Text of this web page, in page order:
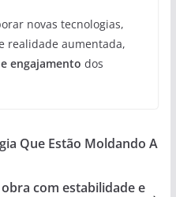
novas tecnologias,
realidade aumentada,
engajamento dos
Que Estão Moldando A
com estabilidade e